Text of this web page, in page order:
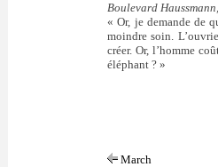
Boulevard
« Or, je demande de
moindre soin.
créer. Or, l’homme
éléphant ? »
March